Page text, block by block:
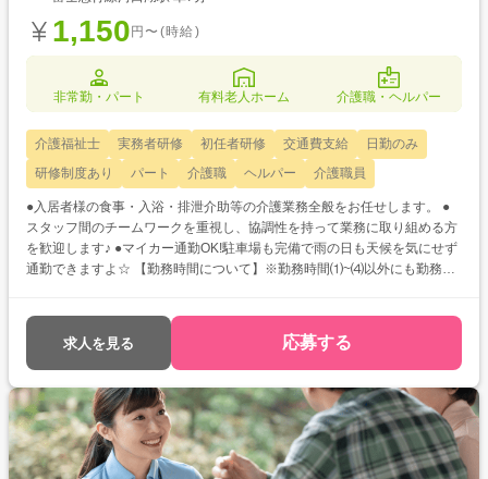
1,150 円〜(時給)
非常勤・パート 有料老人ホーム 介護職・ヘルパー
介護福祉士 実務者研修 初任者研修 交通費支給
日勤のみ
研修制度あり
パート 介護職 ヘルパー 介護職員
●入居者様の食事・入浴・排泄介助等の介護業務全般をお任せします。 ●
スタッフ間のチームワークを重視し、協調性を持って業務に取り組める方
を歓迎します♪ ●マイカー通勤OK!駐車場も完備で雨の日も天候を気にせず
通勤できますよ☆ 【勤務時間について】※勤務時間⑴~⑷以外にも勤務シ
求人を見る 応募する